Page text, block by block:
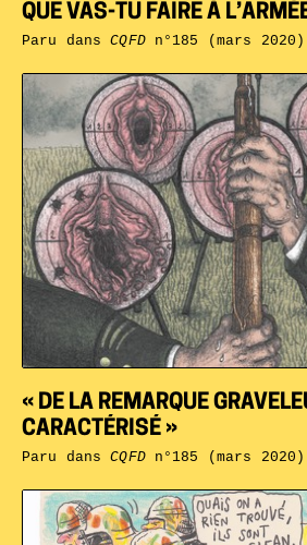
« DE LA REMARQUE
CARACTÉRISÉ »
Paru dansCQFDn°185 (mars 2020)
QUE VAS-TU FAIRE À
Paru dansCQFDn°185 (mars 2020)